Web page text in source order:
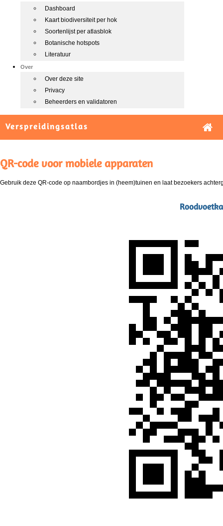
Dashboard
Kaart biodiversiteit per hok
Soortenlijst per atlasblok
Botanische hotspots
Literatuur
Over
Over deze site
Privacy
Beheerders en validatoren
Verspreidingsatlas
QR-code voor mobiele apparaten
Gebruik deze QR-code op naambordjes in (heem)tuinen en laat bezoekers